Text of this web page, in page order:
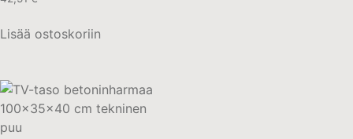
Lisää ostoskoriin